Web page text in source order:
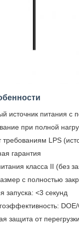
источник питания с
при полной
требованиям LPS
гарантия
класса II (без
с полностью
запуска: <3 секунд
защита от